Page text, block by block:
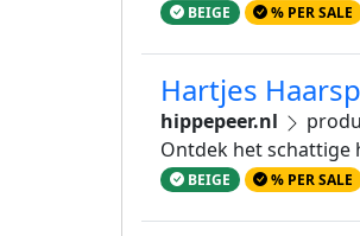
BEIGE % PER SALE
Hartjes
hippepeer.nl
Ontdek het schattige
BEIGE % PER SALE